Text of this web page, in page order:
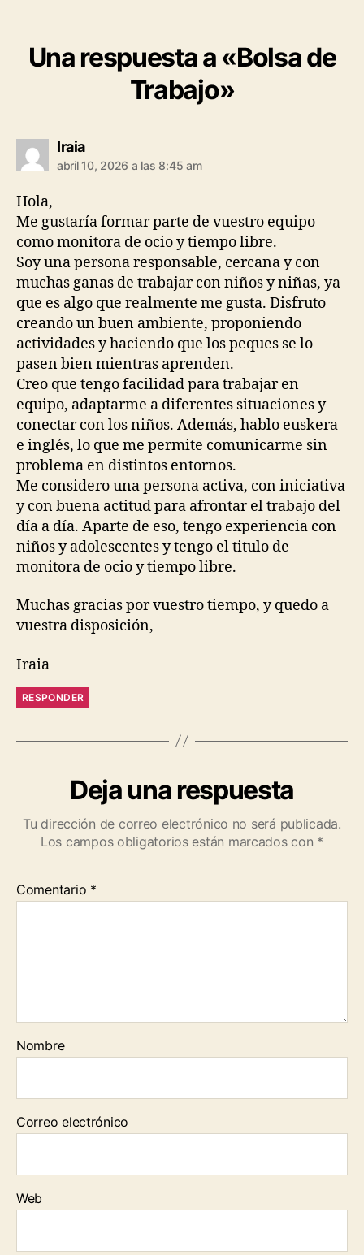
Una respuesta a «Bolsa de
Trabajo»
Iraia
abril 10, 2026 a las 8:45 am
Hola,
Me gustaría formar parte de vuestro equipo
como monitora de ocio y tiempo libre.
Soy una persona responsable, cercana y con
muchas ganas de trabajar con niños y niñas, ya
que es algo que realmente me gusta. Disfruto
creando un buen ambiente, proponiendo
actividades y haciendo que los peques se lo
pasen bien mientras aprenden.
Creo que tengo facilidad para trabajar en
equipo, adaptarme a diferentes situaciones y
conectar con los niños. Además, hablo euskera
e inglés, lo que me permite comunicarme sin
problema en distintos entornos.
Me considero una persona activa, con iniciativa
y con buena actitud para afrontar el trabajo del
día a día. Aparte de eso, tengo experiencia con
niños y adolescentes y tengo el titulo de
monitora de ocio y tiempo libre.
Muchas gracias por vuestro tiempo, y quedo a
vuestra disposición,
Iraia
RESPONDER
Deja una respuesta
Tu dirección de correo electrónico no será publicada.
Los campos obligatorios están marcados con *
Comentario *
Nombre
Correo electrónico
Web